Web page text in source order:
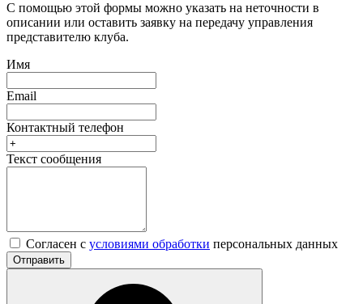
С помощью этой формы можно указать на неточности в
описании или оставить заявку на передачу управления
представителю клуба.
Имя
Email
Контактный телефон
Текст сообщения
Согласен с условиями обработки персональных данных
Отправить